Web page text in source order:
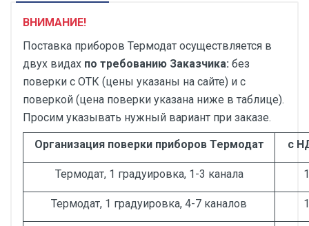
ВНИМАНИЕ!
Поставка приборов Термодат осуществляется в
двух видах по требованию Заказчика: без
поверки с ОТК (цены указаны на сайте) и с
поверкой (цена поверки указана ниже в таблице).
Просим указывать нужный вариант при заказе.
Организация поверки приборов Термодат с
Термодат, 1 градуировка, 1-3 канала
Термодат, 1 градуировка, 4-7 каналов